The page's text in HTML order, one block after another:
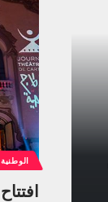
الوطنية